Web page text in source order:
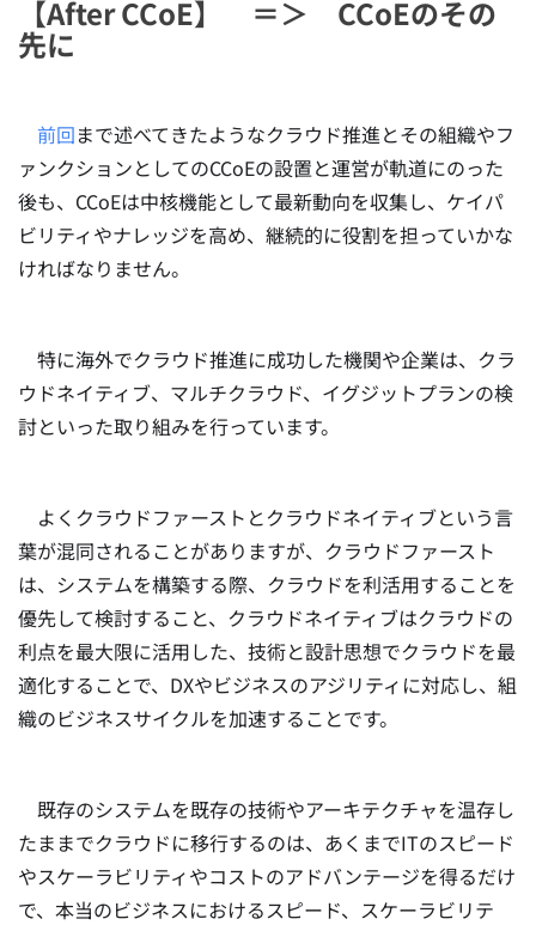
【After CCoE】 ＝＞ CCoEのその
先に
前回まで述べてきたようなクラウド推進とその組織やフ
ァンクションとしてのCCoEの設置と運営が軌道にのった
後も、CCoEは中核機能として最新動向を収集し、ケイパ
ビリティやナレッジを高め、継続的に役割を担っていかな
ければなりません。
特に海外でクラウド推進に成功した機関や企業は、クラ
ウドネイティブ、マルチクラウド、イグジットプランの検
討といった取り組みを行っています。
よくクラウドファーストとクラウドネイティブという言
葉が混同されることがありますが、クラウドファースト
は、システムを構築する際、クラウドを利活用することを
優先して検討すること、クラウドネイティブはクラウドの
利点を最大限に活用した、技術と設計思想でクラウドを最
適化することで、DXやビジネスのアジリティに対応し、組
織のビジネスサイクルを加速することです。
既存のシステムを既存の技術やアーキテクチャを温存し
たままでクラウドに移行するのは、あくまでITのスピード
やスケーラビリティやコストのアドバンテージを得るだけ
で、本当のビジネスにおけるスピード、スケーラビリテ